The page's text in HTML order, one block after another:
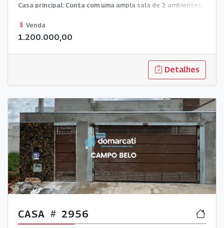
Casa principal: Conta com uma ampla sala de 2 ambientes,
área de serviço e garagem. Casa de hóspedes: Possui uma
externa contém uma piscina de alvenaria e e quintal com
Venda
1.200.000,00
Detalhes
CASA 2956